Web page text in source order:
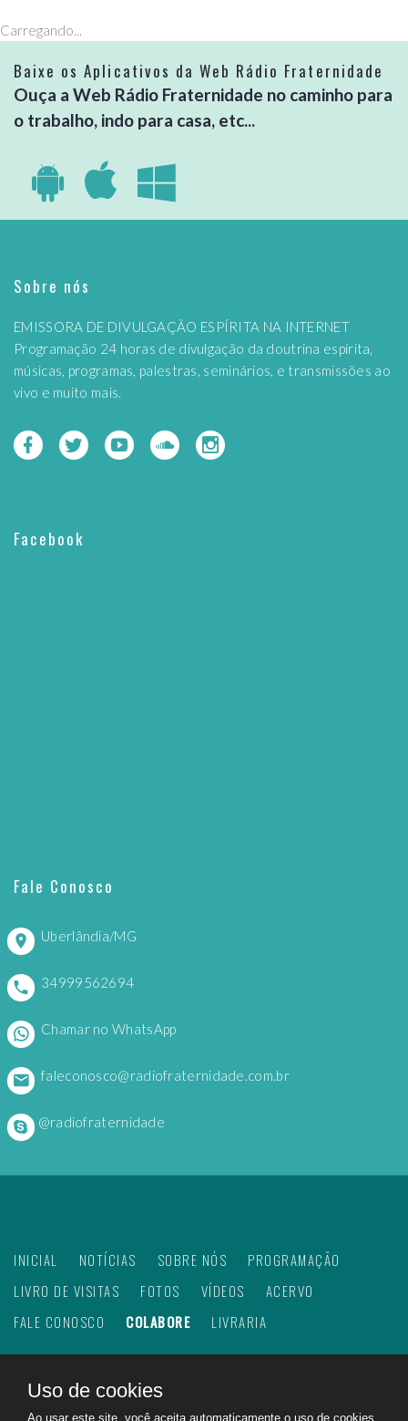
Carregando...
Baixe os Aplicativos da Web Rádio Fraternidade
Ouça a Web Rádio Fraternidade no caminho para
o trabalho, indo para casa, etc...
Sobre nós
EMISSORA DE DIVULGAÇÃO ESPÍRITA NA INTERNET
Programação 24 horas de divulgação da doutrina espírita,
músicas, programas, palestras, seminários, e transmissões ao
vivo e muito mais.
Facebook
Fale Conosco
Uberlândia/MG
34999562694
Chamar no WhatsApp
faleconosco@radiofraternidade.com.br
@radiofraternidade
INICIAL NOTÍCIAS SOBRE NÓS
PROGRAMAÇÃO
LIVRO DE VISITAS
FOTOS VÍDEOS
ACERVO
FALE CONOSCO
COLABORE LIVRARIA
2026Web Rádio Fraternidade. Todos os direitos
Uso de cookies
Ao usar este site, você aceita automaticamente o uso de cookies.